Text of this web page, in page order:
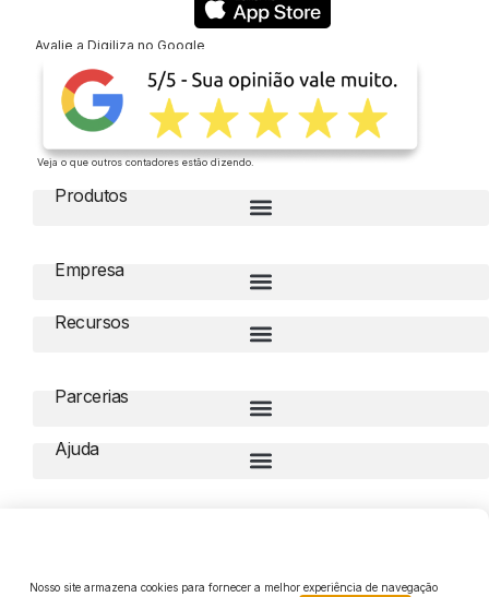
Avalie a Digiliza no Google
Veja o que outros contadores estão dizendo.
Produtos
Empresa
Recursos
Parcerias
Ajuda
Nosso site armazena cookies para fornecer a melhor experiência de navegação